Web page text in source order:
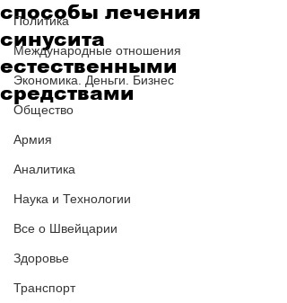
Политика
Международные отношения
Экономика. Деньги. Бизнес
Общество
Армия
Аналитика
Наука и Технологии
Все о Швейцарии
Здоровье
Транспорт
способы лечения
синусита
естественными
средствами